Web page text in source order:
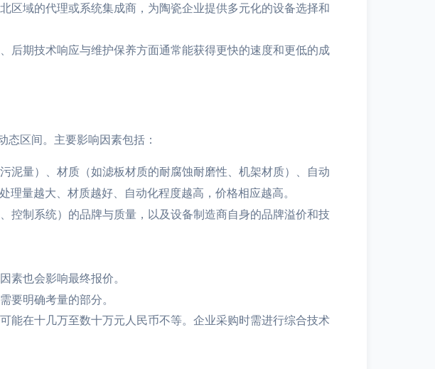
区域的代理或系统集成商，为陶瓷企业提供多元化的设备选择和
后期技术响应与维护保养方面通常能获得更快的速度和更低的成
态区间。主要影响因素包括：
泥量）、材质（如滤板材质的耐腐蚀耐磨性、机架材质）、自动
量越大、材质越好、自动化程度越高，价格相应越高。
控制系统）的品牌与质量，以及设备制造商自身的品牌溢价和技
素也会影响最终报价。
要明确考量的部分。
能在十几万至数十万元人民币不等。企业采购时需进行综合技术